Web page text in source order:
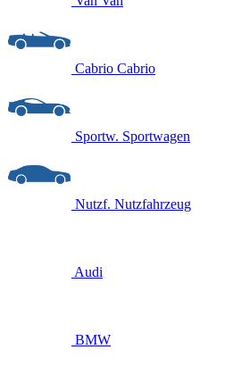
Cabrio Cabrio
Sportw. Sportwagen
Nutzf. Nutzfahrzeug
Audi
BMW